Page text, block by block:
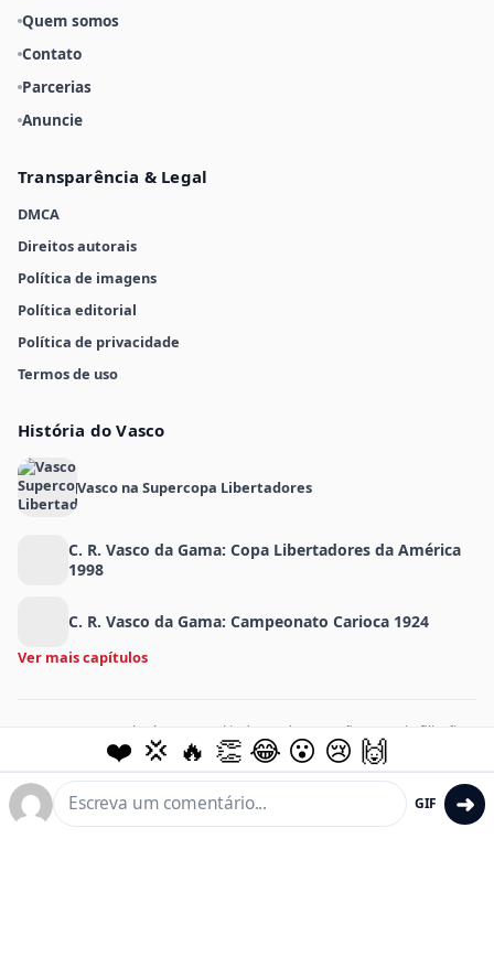
Quem somos
Contato
Parcerias
Anuncie
Transparência & Legal
DMCA
Direitos autorais
Política de imagens
Política editorial
Política de privacidade
Termos de uso
História do Vasco
Vasco na Supercopa Libertadores
C. R. Vasco da Gama: Copa Libertadores da América
1998
C. R. Vasco da Gama: Campeonato Carioca 1924
Ver mais capítulos
MeuVasco.com.br é um portal independente e não possui afiliação
oficial com o Club de Regatas Vasco da Gama.
© 2026 Assis Media Holdings LLC. Todos os direitos reservados.
GIF ➜
❤️ 💢 🔥 👏 😂 😮 😢 🙌